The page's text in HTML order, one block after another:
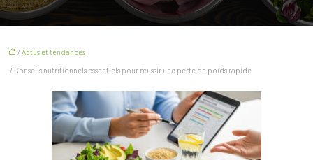
/ Actus et tendances
/ Conseils nutritionnels essentiels pour réussir une perte de poids rapide